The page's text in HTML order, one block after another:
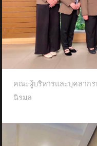
คณะผู้บริหารและบุคลากร
นิรมล